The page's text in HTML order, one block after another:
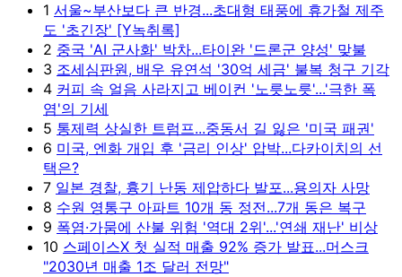
1 서울~부산보다 큰 반경...초대형 태풍에 휴가철 제주
도 '초긴장' [Y녹취록]
2 중국 'AI 군사화' 박차...타이완 '드론군 양성' 맞불
3 조세심판원, 배우 유연석 '30억 세금' 불복 청구 기각
4 커피 속 얼음 사라지고 베이컨 '노릇노릇'...'극한 폭
염'의 기세
5 통제력 상실한 트럼프...중동서 길 잃은 '미국 패권'
6 미국, 엔화 개입 후 '금리 인상' 압박...다카이치의 선
택은?
7 일본 경찰, 흉기 난동 제압하다 발포...용의자 사망
8 수원 영통구 아파트 10개 동 정전...7개 동은 복구
9 폭염·가뭄에 산불 위험 '역대 2위'...'연쇄 재난' 비상
10 스페이스X 첫 실적 매출 92% 증가 발표...머스크
"2030년 매출 1조 달러 전망"